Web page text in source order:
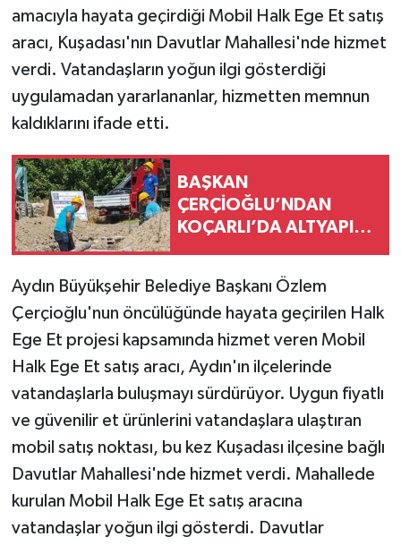
amacıyla hayata geçirdiği Mobil Halk Ege Et satış
aracı, Kuşadası'nın Davutlar Mahallesi'nde hizmet
verdi. Vatandaşların yoğun ilgi gösterdiği
uygulamadan yararlananlar, hizmetten memnun
kaldıklarını ifade etti.
BAŞKAN
ÇERÇİOĞLU’NDAN
KOÇARLI’DA ALTYAPI
Aydın Büyükşehir Belediye Başkanı Özlem
Çerçioğlu'nun öncülüğünde hayata geçirilen Halk
Ege Et projesi kapsamında hizmet veren Mobil
Halk Ege Et satış aracı, Aydın'ın ilçelerinde
vatandaşlarla buluşmayı sürdürüyor. Uygun fiyatlı
ve güvenilir et ürünlerini vatandaşlara ulaştıran
mobil satış noktası, bu kez Kuşadası ilçesine bağlı
Davutlar Mahallesi'nde hizmet verdi. Mahallede
kurulan Mobil Halk Ege Et satış aracına
vatandaşlar yoğun ilgi gösterdi. Davutlar